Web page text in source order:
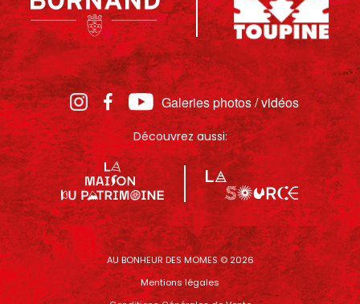
Galeries photos / vidéos
Découvrez aussi:
AU BONHEUR DES MOMES © 2026
Mentions légales